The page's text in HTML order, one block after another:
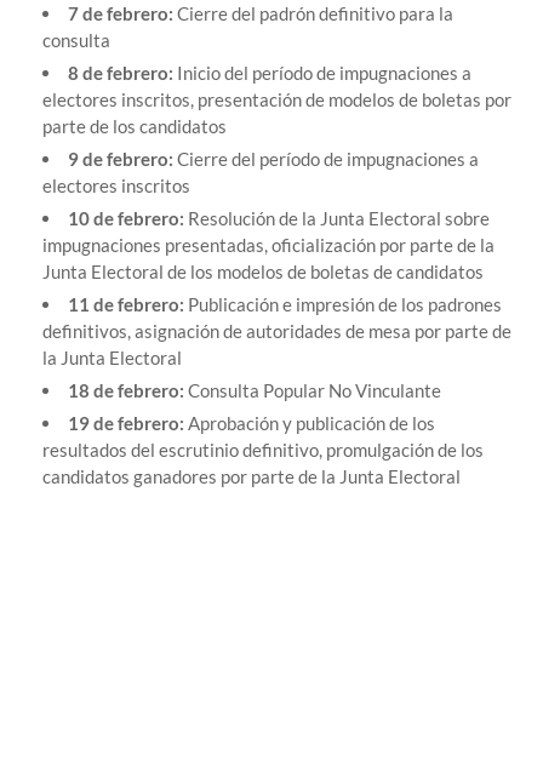
7 de febrero: Cierre del padrón definitivo para la
consulta
8 de febrero: Inicio del período de impugnaciones a
electores inscritos, presentación de modelos de boletas por
parte de los candidatos
9 de febrero: Cierre del período de impugnaciones a
electores inscritos
10 de febrero: Resolución de la Junta Electoral sobre
impugnaciones presentadas, oficialización por parte de la
Junta Electoral de los modelos de boletas de candidatos
11 de febrero: Publicación e impresión de los padrones
definitivos, asignación de autoridades de mesa por parte de
la Junta Electoral
18 de febrero: Consulta Popular No Vinculante
19 de febrero: Aprobación y publicación de los
resultados del escrutinio definitivo, promulgación de los
candidatos ganadores por parte de la Junta Electoral